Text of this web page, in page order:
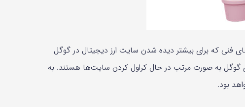
فنی که برای بیشتر دیده شدن سایت ارز دیجیتال در گوگل
گوگل به صورت مرتب در حال کراول کردن سایت‌ها هستند. به
بود.